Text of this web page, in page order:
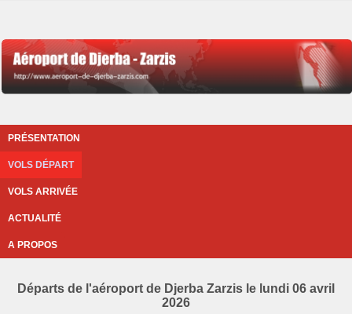
PRÉSENTATION
VOLS DÉPART
VOLS ARRIVÉE
ACTUALITÉ
A PROPOS
Départs de l'aéroport de Djerba Zarzis le lundi 06 avril
2026